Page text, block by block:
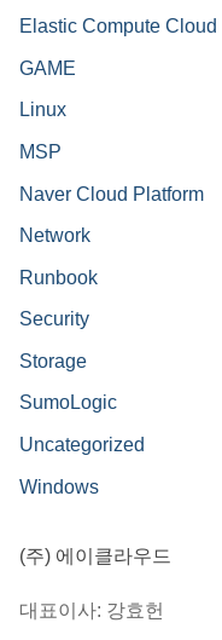
Elastic Compute Cloud
GAME
Linux
MSP
Naver Cloud Platform
Network
Runbook
Security
Storage
SumoLogic
Uncategorized
Windows
(주) 에이클라우드
대표이사: 강효헌